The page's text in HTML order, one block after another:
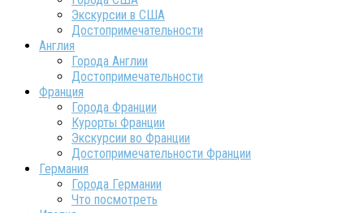
Экскурсии в США
Достопримечательности
Англия
Города Англии
Достопримечательности
Франция
Города Франции
Курорты Франции
Экскурсии во Франции
Достопримечательности Франции
Германия
Города Германии
Что посмотреть